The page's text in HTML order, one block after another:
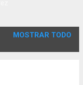
MOSTRAR TODO